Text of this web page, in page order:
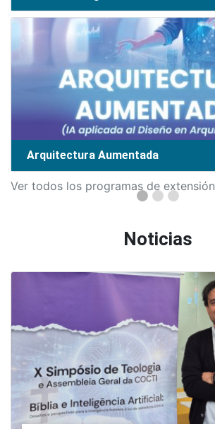
Arquitectura Aumentada
Ver todos los programas de extensión
Noticias